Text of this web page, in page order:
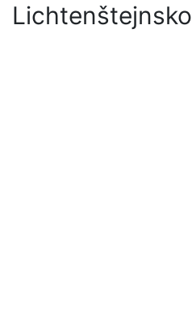
Lichtenštejnsko